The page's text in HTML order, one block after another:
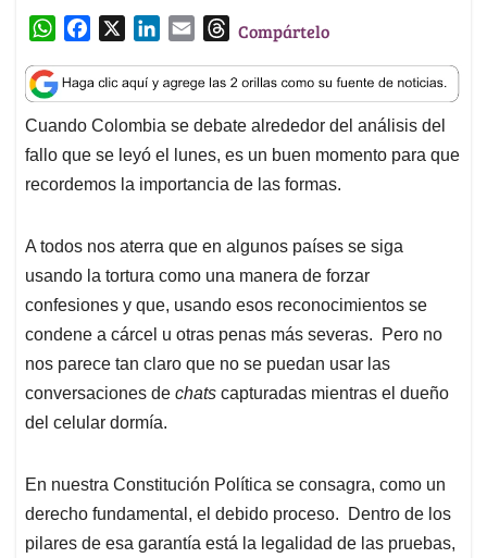
W
a
t
s
A
p
c
e
b
o
o
n
k
e
d
I
a
i
l
T
r
e
a
d
s
Compártelo
Cuando Colombia se debate alrededor del análisis del
fallo que se leyó el lunes, es un buen momento para que
recordemos la importancia de las formas.
A todos nos aterra que en algunos países se siga
usando la tortura como una manera de forzar
confesiones y que, usando esos reconocimientos se
condene a cárcel u otras penas más severas. Pero no
nos parece tan claro que no se puedan usar las
conversaciones de chats capturadas mientras el dueño
del celular dormía.
En nuestra Constitución Política se consagra, como un
derecho fundamental, el debido proceso. Dentro de los
pilares de esa garantía está la legalidad de las pruebas,